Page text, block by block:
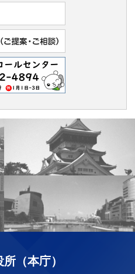
（本庁）